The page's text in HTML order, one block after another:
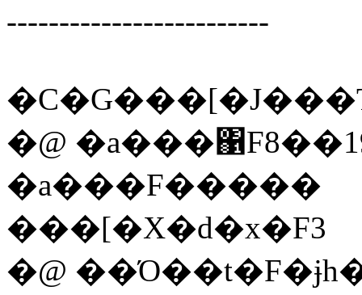
-------------------------
�@
�a���F�����
���[�X�d�x�F3
�@